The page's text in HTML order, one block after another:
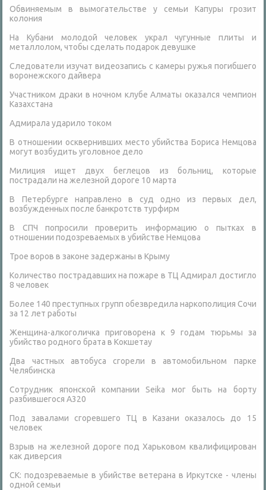
Обвиняемым в вымогательстве у семьи Капуры грозит
колония
На Кубани молодой человек украл чугунные плиты и
металлолом, чтобы сделать подарок девушке
Следователи изучат видеозапись с камеры ружья погибшего
воронежского дайвера
Участником драки в ночном клубе Алматы оказался чемпион
Казахстана
Адмирала ударило током
В отношении осквернивших место убийства Бориса Немцова
могут возбудить уголовное дело
Милиция ищет двух беглецов из больниц, которые
пострадали на железной дороге 10 марта
В Петербурге направлено в суд одно из первых дел,
возбужденных после банкротств турфирм
В СПЧ попросили проверить информацию о пытках в
отношении подозреваемых в убийстве Немцова
Трое воров в законе задержаны в Крыму
Количество пострадавших на пожаре в ТЦ Адмирал достигло
8 человек
Более 140 преступных групп обезвредила наркополиция Сочи
за 12 лет работы
Женщина-алкоголичка приговорена к 9 годам тюрьмы за
убийство родного брата в Кокшетау
Два частных автобуса сгорели в автомобильном парке
Челябинска
Сотрудник японской компании Seika мог быть на борту
разбившегося А320
Под завалами сгоревшего ТЦ в Казани оказалось до 15
человек
Взрыв на железной дороге под Харьковом квалифицирован
как диверсия
СК: подозреваемые в убийстве ветерана в Иркутске - члены
одной семьи